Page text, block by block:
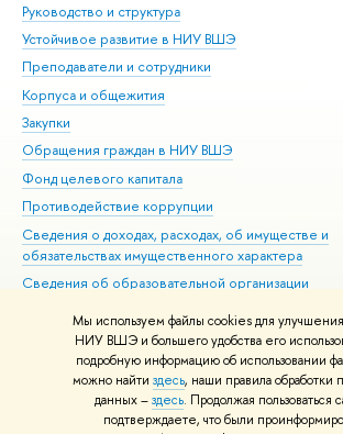
Мы используем файлы cookies для улучшения
НИУ ВШЭ и большего удобства его
подробную информацию об использовании
можно найти здесь, наши правила обработки
данных –здесь. Продолжая пользоваться
подтверждаете, что были
Руководство и структура
Устойчивое развитие в НИУ ВШЭ
Преподаватели и сотрудники
Корпуса и общежития
Закупки
Обращения граждан в НИУ ВШЭ
Фонд целевого капитала
Противодействие коррупции
Сведения о доходах, расходах, об имуществе и
обязательствах имущественного характера
Сведения об образовательной организации
Людям с ограниченными возможностями здоровья
Единая платежная страница
Работа в Вышке